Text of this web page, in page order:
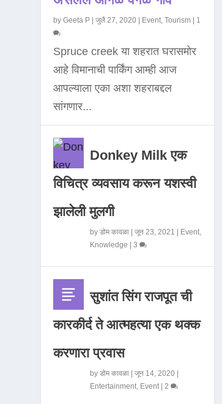
byGeeta P |जुलै 27, 2020 | Event ,Tourism | 1
Spruce creek या शहरात घरासमोर
आहे विमानाची पार्किंग आम्ही आज
आपल्याला एका अशा शहराबद्दल
सांगणार...
Donkey Milk एक
विचित्र व्यवसाय करून यशस्वी
झालेली मुलगी
byडोम कावळा |जून 23, 2021 | Event
Knowledge |3
सुशांत सिंग राजपूत ची
कारकीर्द ते आत्महत्या एक थक्क
करणारा प्रवास
byडोम कावळा |जून 14, 2020 |
Entertainment Event | 2